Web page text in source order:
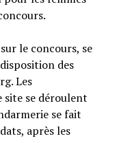
le concours, se
des
Les
se déroulent
se fait
après les